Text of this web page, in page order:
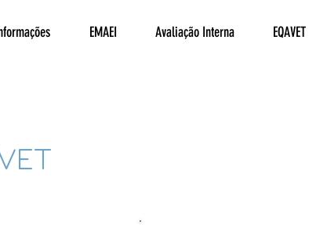
EMAEI Avaliação Interna EQAVET